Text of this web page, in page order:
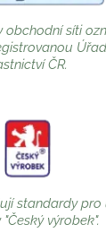
síti
ČR.
standardy pro
výrobek".